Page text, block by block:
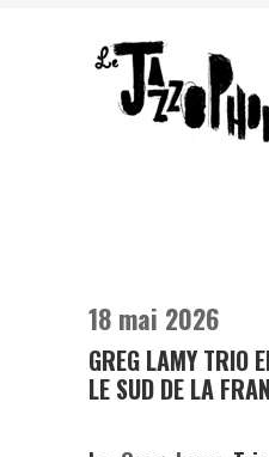
18 mai 2026
GREG LAMY TRIO
LE SUD DE LA